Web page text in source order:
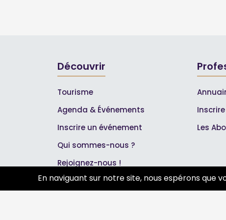
Découvrir
Tourisme
Agenda & Événements
Inscrire un événement
Qui sommes-nous ?
Rejoignez-nous !
Partenaires
Les
En naviguant sur notre site, nous espérons que